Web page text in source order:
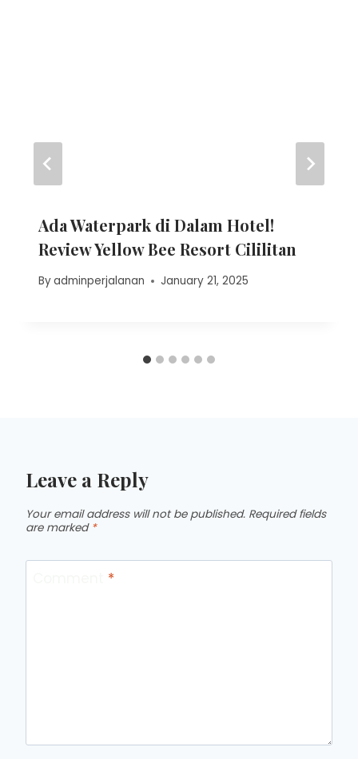
Ada Waterpark di Dalam Hotel!
Review Yellow Bee Resort Cililitan
Byadminperjalanan January 21, 2025
Leave a Reply
Your email address will not be published. Required fields
are marked *
*